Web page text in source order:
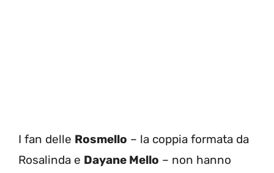
I fan delle Rosmello – la coppia formata da
Rosalinda e Dayane Mello – non hanno